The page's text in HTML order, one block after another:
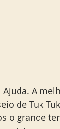
A
de Tuk
o grande